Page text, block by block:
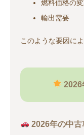
燃料価格の
輸出需要
このような要因に
2026
2026年の中